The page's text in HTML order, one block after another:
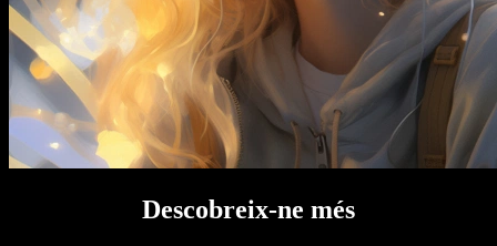
Descobreix-ne més